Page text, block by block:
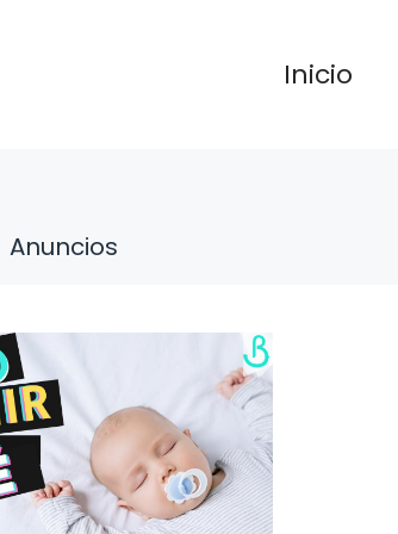
Inicio
Anuncios